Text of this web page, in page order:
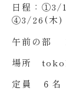
日程：
④3/26(木)
午前の部
場所
定員 ６名